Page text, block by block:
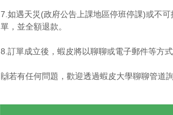
7.如遇天災(政府公告上課地區停班停課)或不
單，並全額退款。
8.訂單成立後，蝦皮將以聊聊或電子郵件等方
🙌若有任何問題，歡迎透過蝦皮大學聊聊